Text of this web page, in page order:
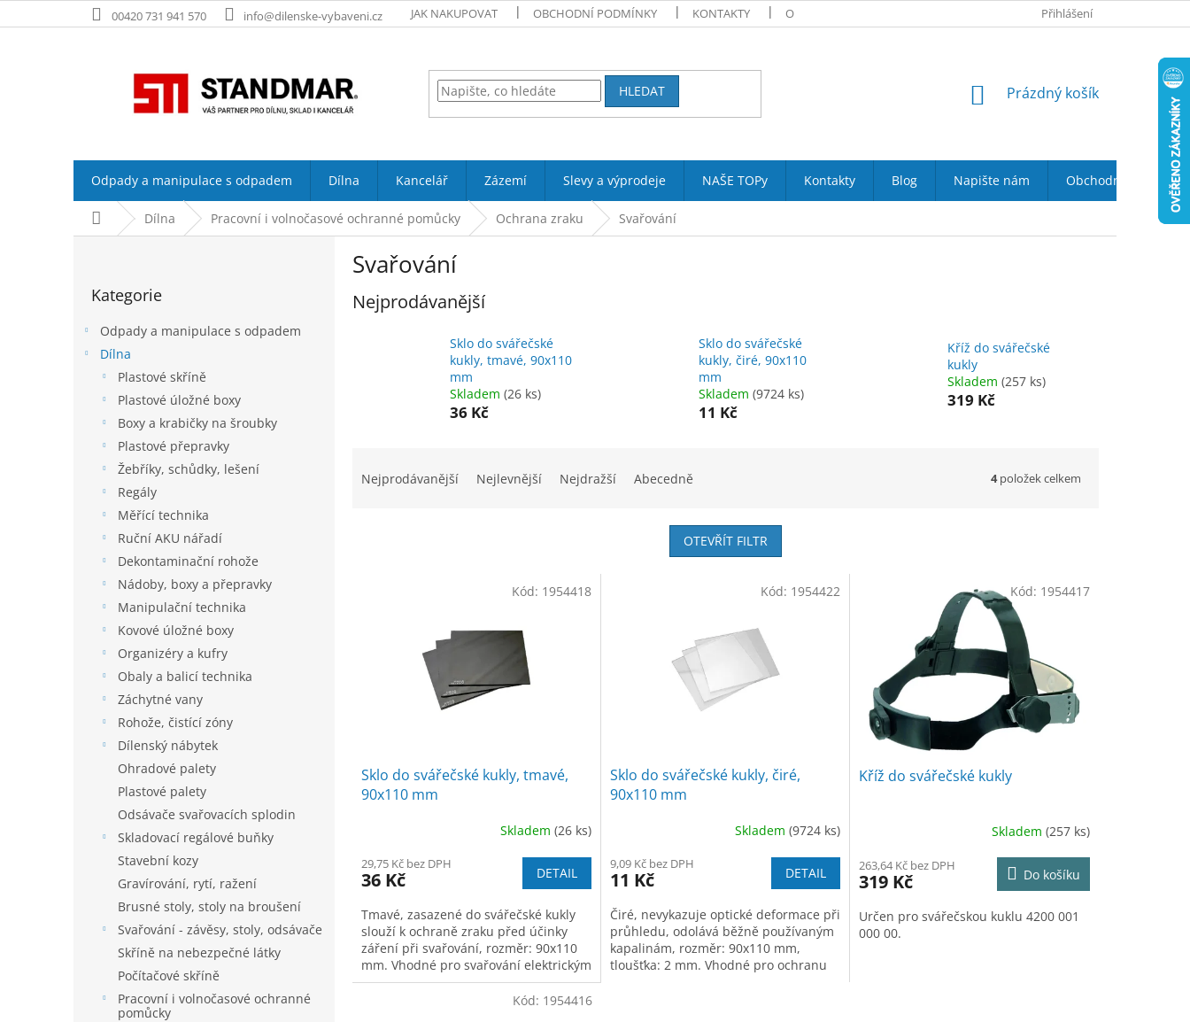
na
00420 731 941 570 info@dilenske-vybaveni.cz JAK NAKUPOVAT OBCHODNÍ PODMÍNKY KONTAKTY O NÁS DOPRAVA A PLATBA
Přihlášení
HLEDAT
NÁKUPNÍ
Prázdný košík
Odpady a manipulace s odpadem Dílna Kancelář Zázemí Slevy a výprodeje NAŠE TOPy Kontakty Blog Napište nám Obchodní podmínky
Domů Dílna Pracovní i volnočasové ochranné pomůcky Ochrana zraku Svařování
kategorie
Kategorie
Odpady a manipulace s odpadem
Dílna
Plastové skříně
Plastové úložné boxy
Boxy a krabičky na šroubky
Plastové přepravky
Žebříky, schůdky, lešení
Regály
Měřící technika
Ruční AKU nářadí
Dekontaminační rohože
Nádoby, boxy a přepravky
Manipulační technika
Kovové úložné boxy
Organizéry a kufry
Obaly a balicí technika
Záchytné vany
Rohože, čistící zóny
Dílenský nábytek
Ohradové palety
Plastové palety
Odsávače svařovacích splodin
Skladovací regálové buňky
Stavební kozy
Gravírování, rytí, ražení
Brusné stoly, stoly na broušení
Svařování - závěsy, stoly, odsávače
Skříně na nebezpečné látky
Počítačové skříně
Pracovní i volnočasové ochranné
pomůcky
Svařování
Nejprodávanější
Sklo do svářečské
kukly, tmavé, 90x110
mm
Skladem (26 ks)
36 Kč
Sklo do svářečské
kukly, čiré, 90x110
mm
Skladem (9724 ks)
11 Kč
Kříž do svářečské
kukly
Skladem (257 ks)
319 Kč
Nejprodávanější Nejlevnější Nejdražší Abecedně 4položek celkem
OTEVŘÍT FILTR
Sklo do svářečské kukly, tmavé,
90x110 mm
Skladem (26 ks)
29,75 Kč bez DPH
36 Kč DETAIL
Tmavé, zasazené do svářečské kukly
slouží k ochraně zraku před účinky
záření při svařování, rozměr: 90x110
mm. Vhodné pro svařování elektrickým
obloukem, případně plazmatické
Kód: 1954418
Sklo do svářečské kukly, čiré,
90x110 mm
Skladem (9724 ks)
9,09 Kč bez DPH
11 Kč DETAIL
Čiré, nevykazuje optické deformace při
průhledu, odolává běžně používaným
kapalinám, rozměr: 90x110 mm,
tloušťka: 2 mm. Vhodné pro ochranu
Kód: 1954422
Kříž do svářečské kukly
Skladem (257 ks)
263,64 Kč bez DPH
319 Kč Do košíku
Určen pro svářečskou kuklu 4200 001
000 00.
Kód: 1954417
Kód: 1954416